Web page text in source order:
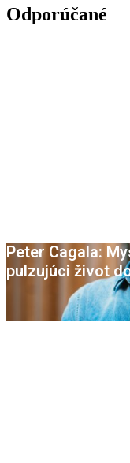
Odporúčané
Peter Cagala:
pulzujúci život